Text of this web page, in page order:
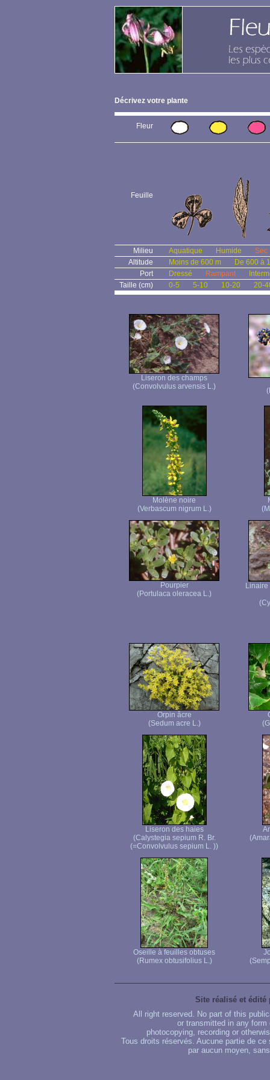
Décrivez votre plante
Fleur
Feuille
Milieu Aquatique Humide
Sec
Altitude
Moins de 600 m
De 600 à
Port
Dressé Rampant
Taille (cm)
0-5 5-10 10-20 20-
Liseron des champs
(Convolvulus arvensis L.)
Molène noire
(Verbascum nigrum L.)
Pourpier
(Portulaca oleracea L.)
Orpin âcre
(Sedum acre L.)
Liseron des haies
(Calystegia sepium R. Br.
(=Convolvulus sepium L. ))
Oseille à feuilles obtuses
(Rumex obtusifolius L.)
Site réalisé et édité
All right reserved. No part of this
or transmitted in any
photocopying, recording or
Tous droits réservés. Aucune partie de
par aucun moyen,